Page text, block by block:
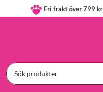
Fri frakt över 799 kr